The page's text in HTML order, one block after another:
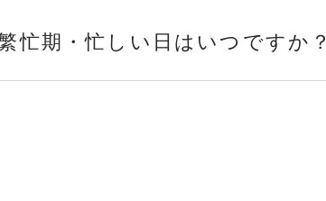
忙期・忙しい日はいつですか？